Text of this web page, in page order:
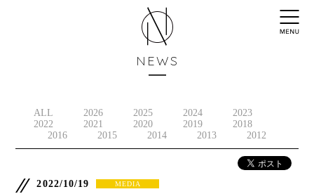
NEWS
ALL 2026 2025 2024
2023
2022
2021 2020 2019
2018
2016
2015 2014 2013 2012
2022/10/19 MEDIA